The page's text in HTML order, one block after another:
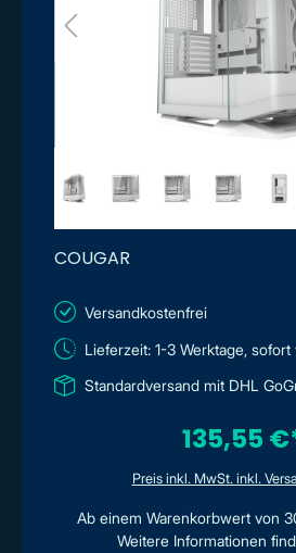
COUGAR
Versandkostenfrei
Lieferzeit: 1-3 Werktage,
Standardversand mit DHL
135,55
Preis inkl. MwSt. inkl.
Ab einem Warenkorbwert von
Weitere Informationen